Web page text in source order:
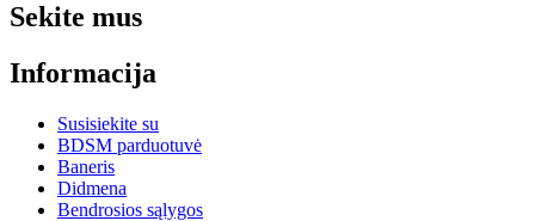
Sekite mus
Informacija
Susisiekite su
BDSM parduotuvė
Baneris
Didmena
Bendrosios sąlygos